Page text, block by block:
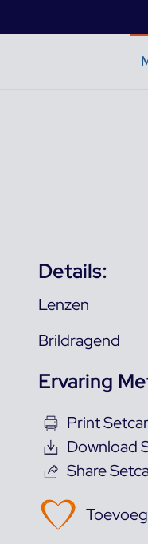
Details:
Lenzen
Brildragend
Ervaring
Print
Download
Share